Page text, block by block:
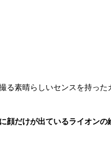
る素晴らしいセンスを持った
顔だけが出ているライオンの